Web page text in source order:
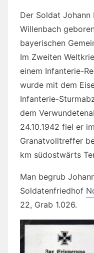
Der Soldat Johann
Willenbach
bayerischen
Im Zweiten
einem Infanterie-
wurde mit dem
Infanterie-
dem
24.10.1942 fiel er
Granatvolltreffer
km südostwärts
Man begrub
Soldatenfriedhof
22, Grab 1.026.